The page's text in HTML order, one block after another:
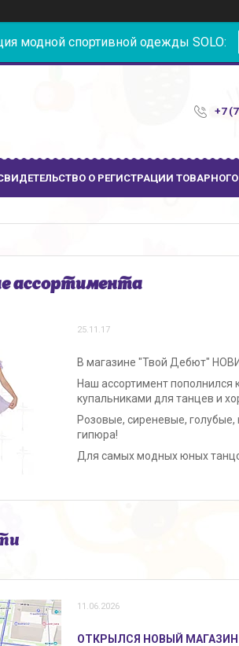
модной спортивной одежды SOLO:
+7
О РЕГИСТРАЦИИ
ассортимента
25.11.17
В магазине "Твой Дебют"
Наш ассортимент
купальниками для танцев и
Розовые, сиреневые,
гипюра!
Для самых модных юных
11.06.2026
ОТКРЫЛСЯ НОВЫЙ МАГАЗИН